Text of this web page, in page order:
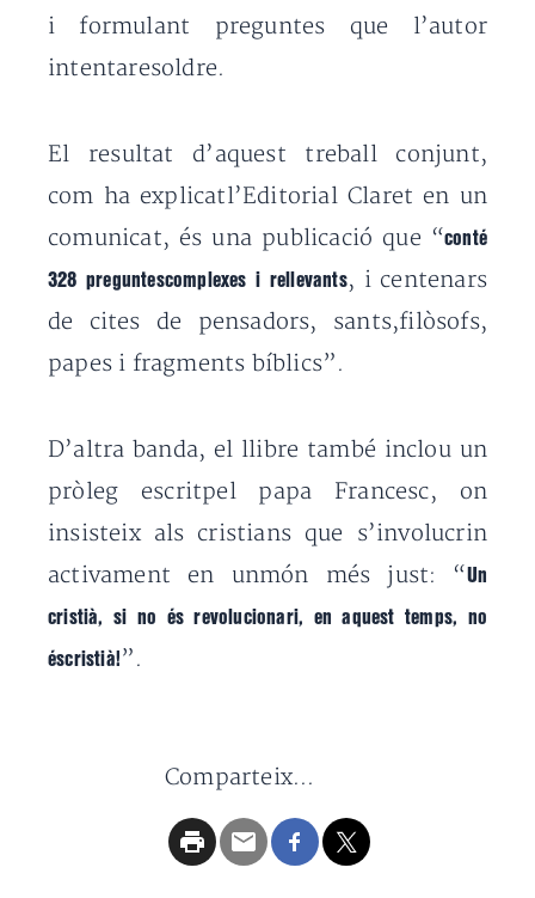
i formulant preguntes que l’autor
intentaresoldre.
El resultat d’aquest treball conjunt,
com ha explicatl’Editorial Claret en un
comunicat, és una publicació que “conté
328 preguntescomplexes i rellevants, i centenars
de cites de pensadors, sants,filòsofs,
papes i fragments bíblics”.
D’altra banda, el llibre també inclou un
pròleg escritpel papa Francesc, on
insisteix als cristians que s’involucrin
activament en unmón més just: “ Un
cristià, si no és revolucionari, en aquest temps, no
éscristià! ”.
Comparteix...